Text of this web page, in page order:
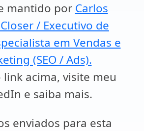
mantido por Carlos
/ Executivo de
em Vendas e
(SEO / Ads).
link acima, visite meu
e saiba mais.
enviados para esta